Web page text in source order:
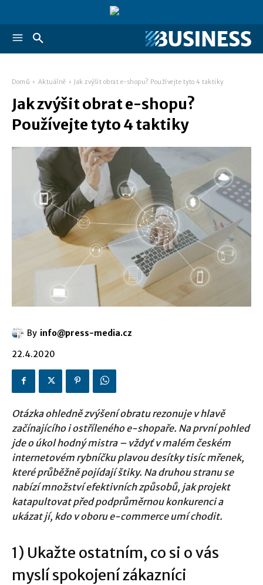
Domů Aktuálně Jak zvýšit obrat e-shopu? Používejte tyto 4 taktiky
Jak zvýšit obrat e-shopu?
Používejte tyto 4 taktiky
By info@press-media.cz
22.4.2020
Otázka ohledně zvýšení obratu rezonuje v hlavě
začínajícího i ostříleného e-shopaře. Na první pohled
jde o úkol hodný mistra – vždyť v malém českém
internetovém rybníčku plavou desítky tisíc mřenek,
které průběžně pojídají štiky. Na druhou stranu se
nabízí množství efektivních způsobů, jak projekt
katapultovat před podprůměrnou konkurenci a
ukázat jí, kdo v oboru e-commerce umí chodit.
1) Ukažte ostatním, co si o vás
myslí spokojení zákazníci